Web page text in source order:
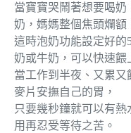
當寶寶哭鬧著想要喝奶
奶，媽媽整個焦頭爛額
這時泡奶功能設定好的
奶或牛奶，可以快速餵
當工作到半夜、又累
麥片安撫自己的胃，
只要幾秒鐘就可以有
用再忍受等待之苦。